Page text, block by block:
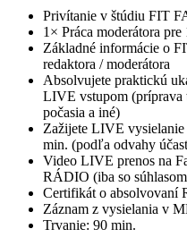
Privítanie v štúdiu FIT
1× Práca moderátora pre
Základné informácie o
redaktora / moderátora
Absolvujete praktickú
LIVE vstupom (príprava
počasia a iné)
Zažijete LIVE
min. (podľa odvahy
Video LIVE prenos na
RÁDIO (iba so
Certifikát o
Záznam z vysielania v
Trvanie: 90 min.